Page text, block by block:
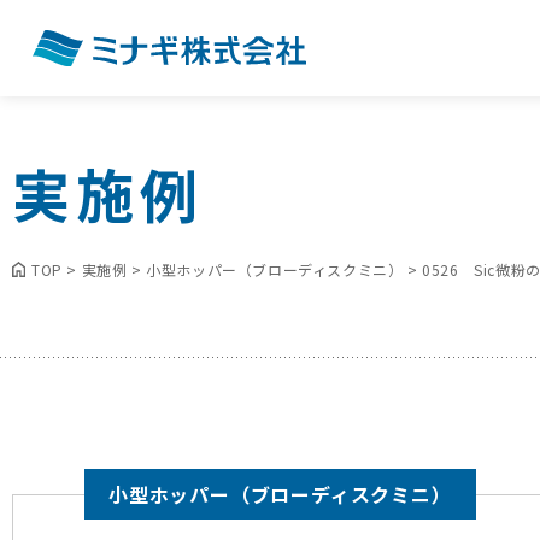
実施例
TOP > 実施例 > 小型ホッパー（ブローディスクミニ） > 0526 Sic微粉の
小型ホッパー（ブローディスクミニ）